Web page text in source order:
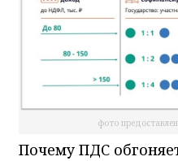
фото
Почему ПДС